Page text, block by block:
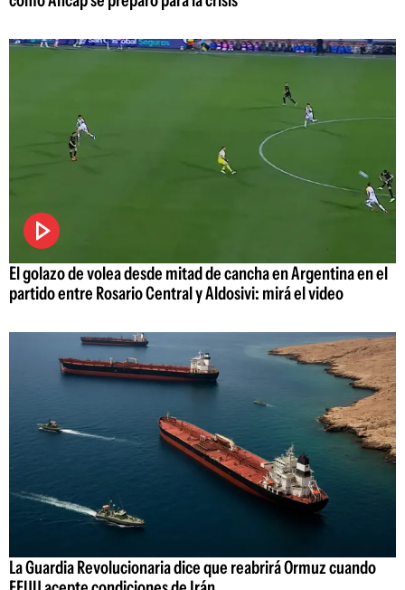
El golazo de volea desde mitad de cancha en Argentina en el
partido entre Rosario Central y Aldosivi: mirá el video
La Guardia Revolucionaria dice que reabrirá Ormuz cuando